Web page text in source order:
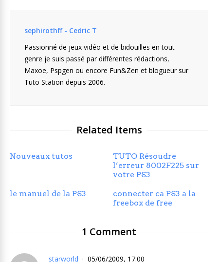
sephirothff - Cedric T
Passionné de jeux vidéo et de bidouilles en tout
genre je suis passé par différentes rédactions,
Maxoe, Pspgen ou encore Fun&Zen et blogueur sur
Tuto Station depuis 2006.
Related Items
Nouveaux tutos
TUTO Résoudre
l’erreur 8002F225 sur
votre PS3
le manuel de la PS3
connecter ca PS3 a la
freebox de free
1 Comment
starworld
05/06/2009, 17:00